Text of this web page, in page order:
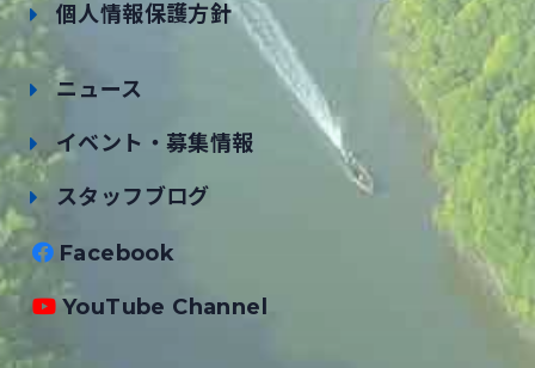
個人情報保護方針
ニュース
イベント・募集情報
スタッフブログ
Facebook
YouTube Channel